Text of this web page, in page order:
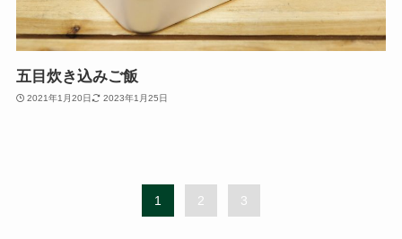
五目炊き込みご飯
2021年1月20日 2023年1月25日
1 2 3